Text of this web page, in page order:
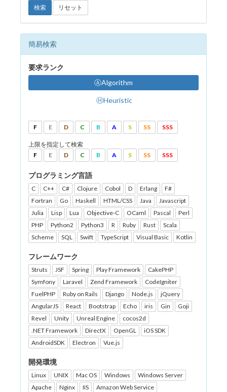
検索 リセット
簡易検索
要求ランク
ⒶAlgorithm
ⒽHeuristic
F E D C B A S SS SSS
上限を指定して検索
F
E D C B A S SS SSS
プログラミング言語
C C++ C# Clojure Cobol D Erlang
F#
Fortran
Go Haskell HTML/CSS Java
Javascript
Julia
Lisp Lua Objective-C OCaml Pascal
Perl
PHP
Python2 Python3 R Ruby Rust
Scala
Scheme
SQL Swift TypeScript Visual Basic Kotlin
フレームワーク
Struts JSF Spring Play Framework
CakePHP
Symfony
Laravel Zend Framework
CodeIgniter
FuelPHP
Ruby on Rails Django Node.js
jQuery
AngularJS
React Bootstrap Echo iris Gin
Goji
Revel
Unity Unreal Engine
cocos2d
.NET Framework
DirectX OpenGL
iOS SDK
AndroidSDK
Electron Vue.js
開発環境
Linux UNIX Mac OS Windows
Windows Server
Apache
Nginx IIS
Amazon Web Service